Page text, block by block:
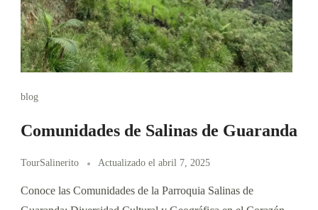
blog
Comunidades de Salinas de Guaranda
TourSalinerito Actualizado el abril 7, 2025
Conoce las Comunidades de la Parroquia Salinas de